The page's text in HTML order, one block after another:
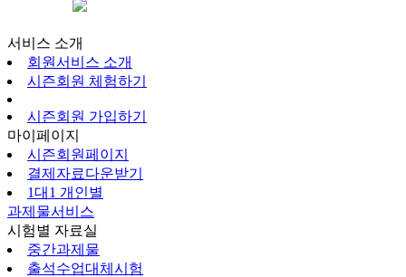
서비스 소개
회원서비스 소개
시즌회원 체험하기
시즌회원 가입하기
마이페이지
시즌회원페이지
결제자료다운받기
1대1 개인별
과제물서비스
시험별 자료실
중간과제물
출석수업대체시험